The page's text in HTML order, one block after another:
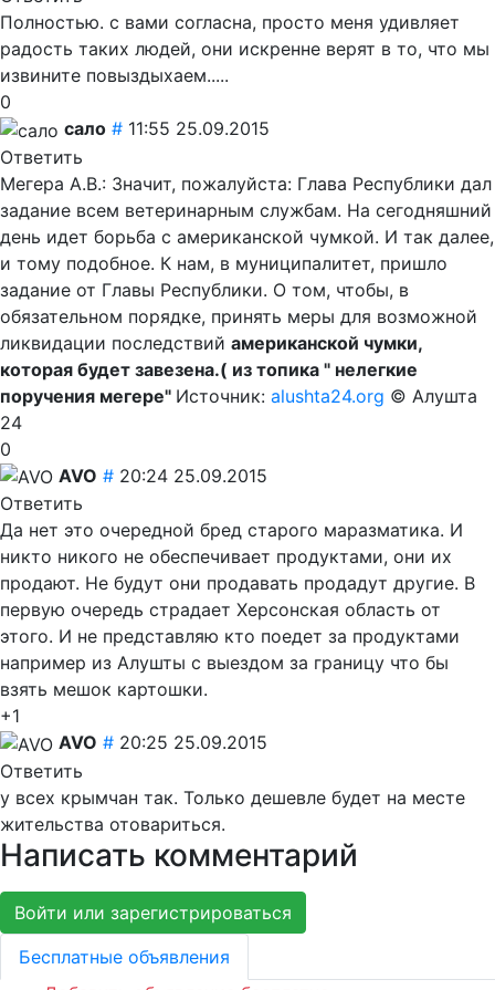
Полностью. с вами согласна, просто меня удивляет
радость таких людей, они искренне верят в то, что мы
извините повыздыхаем.....
0
сало # 11:55 25.09.2015
Ответить
Мегера А.В.: Значит, пожалуйста: Глава Республики дал
задание всем ветеринарным службам. На сегодняшний
день идет борьба с американской чумкой. И так далее,
и тому подобное. К нам, в муниципалитет, пришло
задание от Главы Республики. О том, чтобы, в
обязательном порядке, принять меры для возможной
ликвидации последствий американской чумки,
которая будет завезена.( из топика " нелегкие
поручения мегере" Источник: alushta24.org © Алушта
24
0
AVO # 20:24 25.09.2015
Ответить
Да нет это очередной бред старого маразматика. И
никто никого не обеспечивает продуктами, они их
продают. Не будут они продавать продадут другие. В
первую очередь страдает Херсонская область от
этого. И не представляю кто поедет за продуктами
например из Алушты с выездом за границу что бы
взять мешок картошки.
+1
AVO # 20:25 25.09.2015
Ответить
у всех крымчан так. Только дешевле будет на месте
жительства отовариться.
Написать комментарий
Войти или зарегистрироваться
Бесплатные объявления